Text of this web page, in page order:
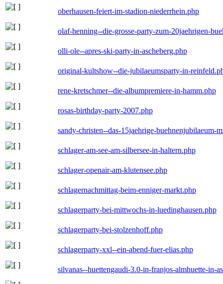
oberhausen-feiert-im-stadion-niederrhein.php
olaf-henning--die-grosse-party-zum-20jaehrigen-
olli-ole--apres-ski-party-in-ascheberg.php
original-kultshow--die-jubilaeumsparty-in-
rene-kretschmer--die-albumpremiere-in-hamm.php
rosas-birthday-party-2007.php
sandy-christen--das-15jaehrige-buehnenjubilaeum-
schlager-am-see-am-silbersee-in-haltern.php
schlager-openair-am-klutensee.php
schlagernachmittag-beim-enniger-markt.php
schlagerparty-bei-mittwochs-in-luedinghausen.php
schlagerparty-bei-stolzenhoff.php
schlagerparty-xxl--ein-abend-fuer-elias.php
silvanas--huettengaudi-3.0-in-franjos-almhuette-in-